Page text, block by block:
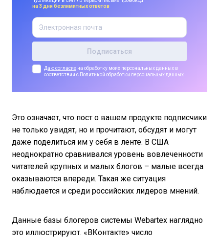
на 3 дня безлимитных ответов
Даю согласие на обработку моих персональных данных в
соответствии с Политикой обработки персональных данных
Это означает, что пост о вашем продукте подписчики
не только увидят, но и прочитают, обсудят и могут
даже поделиться им у себя в ленте. В США
неоднократно сравнивался уровень вовлеченности
читателей крупных и малых блогов – малые всегда
оказываются впереди. Такая же ситуация
наблюдается и среди российских лидеров мнений.
Данные базы блогеров системы Webartex наглядно
это иллюстрируют. «ВКонтакте» число